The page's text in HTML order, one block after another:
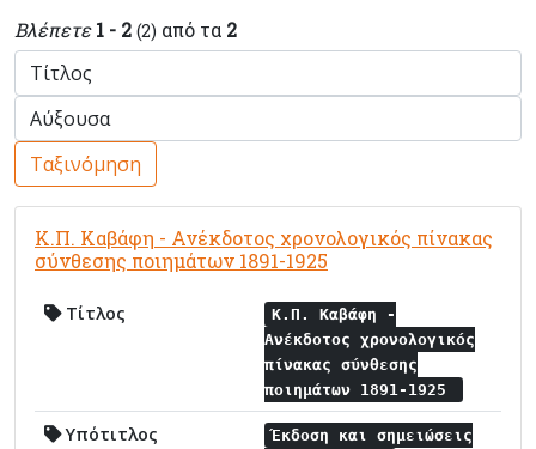
Βλέπετε 1 - 2 (2) από τα 2
Ταξινόμηση
Κ.Π. Καβάφη - Ανέκδοτος χρονολογικός πίνακας
σύνθεσης ποιημάτων 1891-1925
Τίτλος
Κ.Π. Καβάφη -
Ανέκδοτος χρονολογικός
πίνακας σύνθεσης
ποιημάτων 1891-1925
Υπότιτλος
Έκδοση και σημειώσεις